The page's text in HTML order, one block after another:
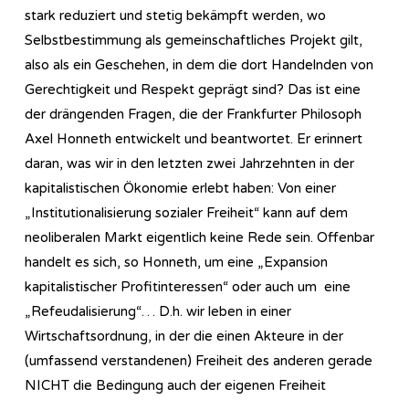
stark reduziert und stetig bekämpft werden, wo
Selbstbestimmung als gemeinschaftliches Projekt gilt,
also als ein Geschehen, in dem die dort Handelnden von
Gerechtigkeit und Respekt geprägt sind? Das ist eine
der drängenden Fragen, die der Frankfurter Philosoph
Axel Honneth entwickelt und beantwortet. Er erinnert
daran, was wir in den letzten zwei Jahrzehnten in der
kapitalistischen Ökonomie erlebt haben: Von einer
„Institutionalisierung sozialer Freiheit“ kann auf dem
neoliberalen Markt eigentlich keine Rede sein. Offenbar
handelt es sich, so Honneth, um eine „Expansion
kapitalistischer Profitinteressen“ oder auch um eine
„Refeudalisierung“… D.h. wir leben in einer
Wirtschaftsordnung, in der die einen Akteure in der
(umfassend verstandenen) Freiheit des anderen gerade
NICHT die Bedingung auch der eigenen Freiheit